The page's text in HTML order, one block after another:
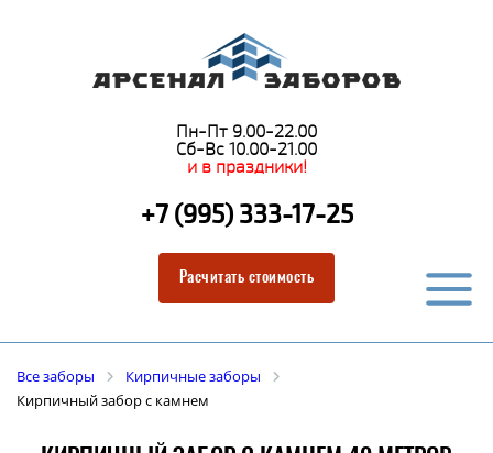
Пн-Пт 9.00-22.00
Сб-Вс 10.00-21.00
и в праздники!
+7 (995) 333-17-25
Расчитать стоимость
Все заборы
Кирпичные заборы
Кирпичный забор с камнем